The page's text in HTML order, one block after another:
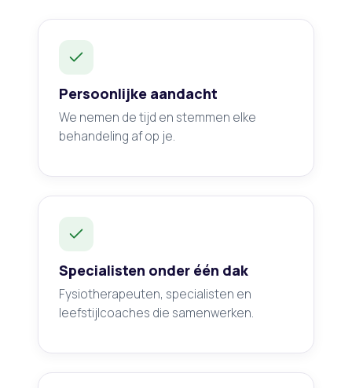
Persoonlijke aandacht
We nemen de tijd en stemmen elke
behandeling af op je.
Specialisten onder één dak
Fysiotherapeuten, specialisten en
leefstijlcoaches die samenwerken.